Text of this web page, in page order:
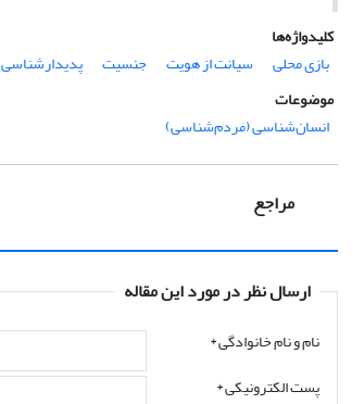
کلیدواژه‌ها
بازی محلی
سیانت از هویت جنسیت پدیدارشناسی
موضوعات
انسان‌شناسی (مردم‌شناسی)
مراجع
ارسال نظر در مورد این مقاله
نام و نام خانوادگی*
پست الکترونیکی*